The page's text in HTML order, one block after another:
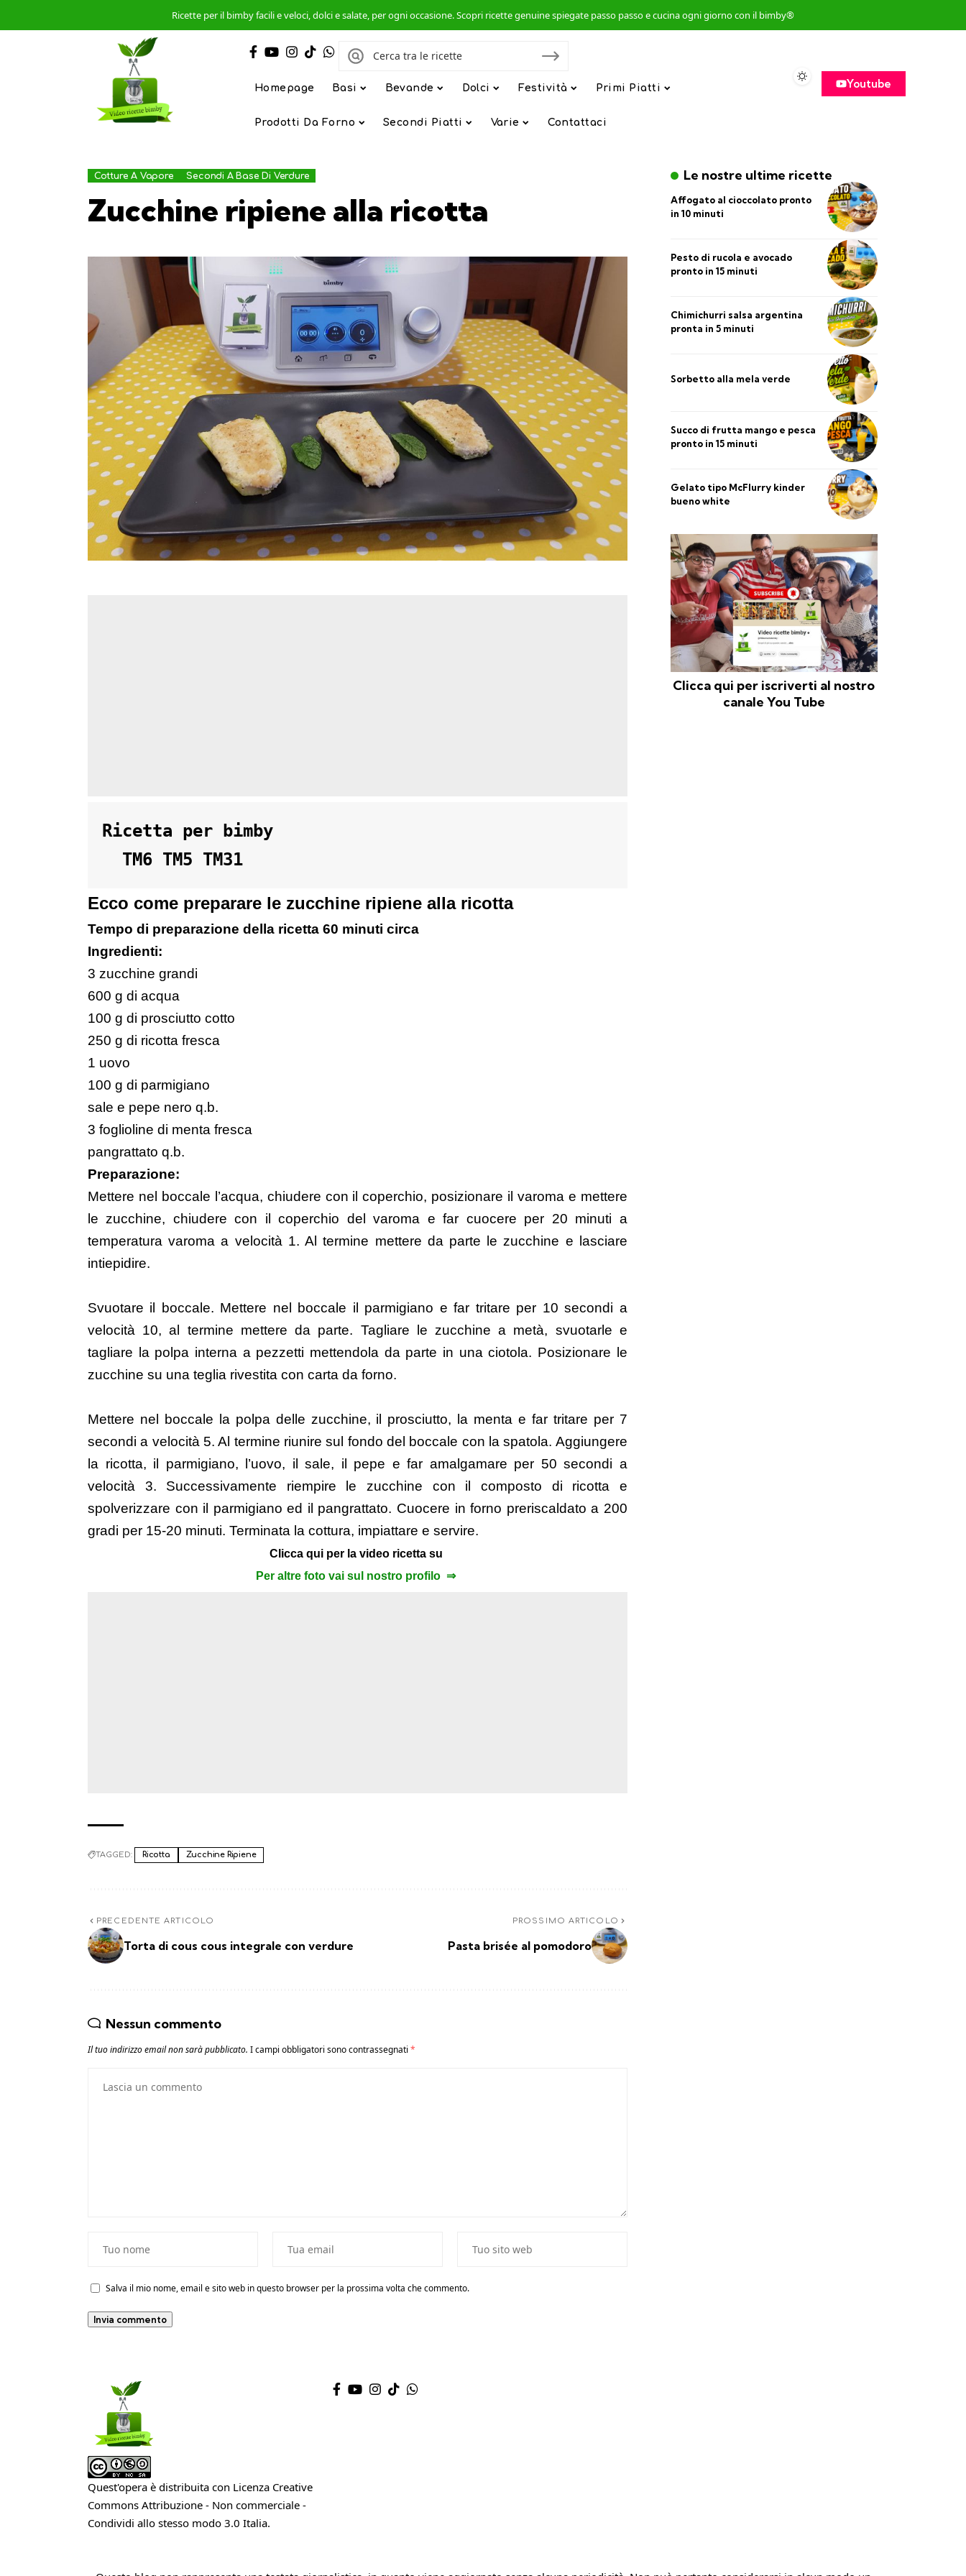
Ricette per il bimby facili e veloci, dolci e salate, per ogni occasione. Scopri ricette genuine spiegate passo passo e cucina ogni giorno con il bimby®
Homepage Basi Bevande Dolci Festività Primi Piatti
Prodotti Da Forno Secondi Piatti Varie Contattaci
Youtube
Cotture A Vapore Secondi A Base Di Verdure
Zucchine ripiene alla ricotta
Ricetta per bimby
  TM6 TM5 TM31
Ecco come preparare le zucchine ripiene alla ricotta
Tempo di preparazione della ricetta 60 minuti circa
Ingredienti:
3 zucchine grandi
600 g di acqua
100 g di prosciutto cotto
250 g di ricotta fresca
1 uovo
100 g di parmigiano
sale e pepe nero q.b.
3 foglioline di menta fresca
pangrattato q.b.
Preparazione:
Mettere nel boccale l’acqua, chiudere con il coperchio, posizionare il varoma e mettere
le zucchine, chiudere con il coperchio del varoma e far cuocere per 20 minuti a
temperatura varoma a velocità 1. Al termine mettere da parte le zucchine e lasciare
intiepidire.
Svuotare il boccale. Mettere nel boccale il parmigiano e far tritare per 10 secondi a
velocità 10, al termine mettere da parte. Tagliare le zucchine a metà, svuotarle e
tagliare la polpa interna a pezzetti mettendola da parte in una ciotola. Posizionare le
zucchine su una teglia rivestita con carta da forno.
Mettere nel boccale la polpa delle zucchine, il prosciutto, la menta e far tritare per 7
secondi a velocità 5. Al termine riunire sul fondo del boccale con la spatola. Aggiungere
la ricotta, il parmigiano, l’uovo, il sale, il pepe e far amalgamare per 50 secondi a
velocità 3. Successivamente riempire le zucchine con il composto di ricotta e
spolverizzare con il parmigiano ed il pangrattato. Cuocere in forno preriscaldato a 200
gradi per 15-20 minuti. Terminata la cottura, impiattare e servire.
Clicca qui per la video ricetta su
Per altre foto vai sul nostro profilo ⇒
TAGGED: Ricotta Zucchine Ripiene
PRECEDENTE ARTICOLO
Torta di cous cous integrale con verdure
PROSSIMO ARTICOLO
Pasta brisée al pomodoro
Nessun commento
Il tuo indirizzo email non sarà pubblicato. I campi obbligatori sono contrassegnati *
Salva il mio nome, email e sito web in questo browser per la prossima volta che commento.
Le nostre ultime ricette
Affogato al cioccolato pronto
in 10 minuti
Pesto di rucola e avocado
pronto in 15 minuti
Chimichurri salsa argentina
pronta in 5 minuti
Sorbetto alla mela verde
Succo di frutta mango e pesca
pronto in 15 minuti
Gelato tipo McFlurry kinder
bueno white
Clicca qui per iscriverti al nostro
canale You Tube
Quest'opera è distribuita con Licenza Creative
Commons Attribuzione - Non commerciale -
Condividi allo stesso modo 3.0 Italia.